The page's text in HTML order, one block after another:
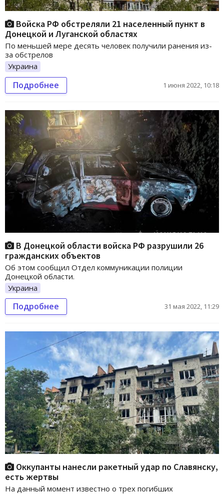
Войска РФ обстреляли 21 населенный пункт в
Донецкой и Луганской областях
По меньшей мере десять человек получили ранения из-
за обстрелов
Украина
Подробнее 1 июня 2022, 10:18
В Донецкой области войска РФ разрушили 26
гражданских объектов
Об этом сообщил Отдел коммуникации полиции
Донецкой области.
Украина
Подробнее 31 мая 2022, 11:29
Оккупанты нанесли ракетный удар по Славянску,
есть жертвы
На данный момент известно о трех погибших